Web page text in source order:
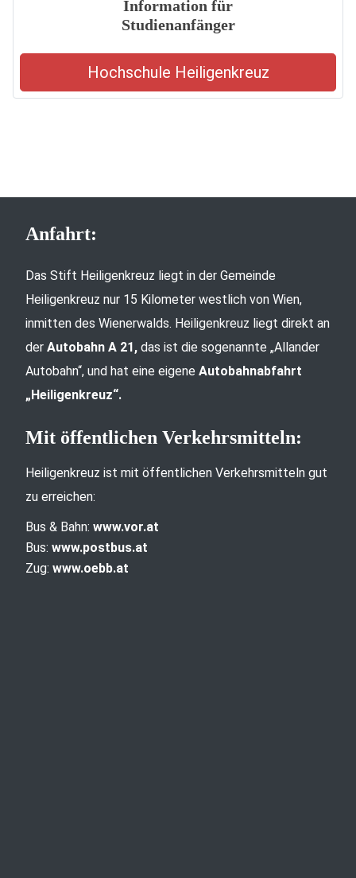
Information für
Studienanfänger
Hochschule Heiligenkreuz
Anfahrt:
Das Stift Heiligenkreuz liegt in der Gemeinde
Heiligenkreuz nur 15 Kilometer westlich von Wien,
inmitten des Wienerwalds. Heiligenkreuz liegt direkt an
der Autobahn A 21, das ist die sogenannte „Allander
Autobahn“, und hat eine eigene Autobahnabfahrt
„Heiligenkreuz“.
Mit öffentlichen Verkehrsmitteln:
Heiligenkreuz ist mit öffentlichen Verkehrsmitteln gut
zu erreichen:
Bus & Bahn: www.vor.at
Bus: www.postbus.at
Zug: www.oebb.at